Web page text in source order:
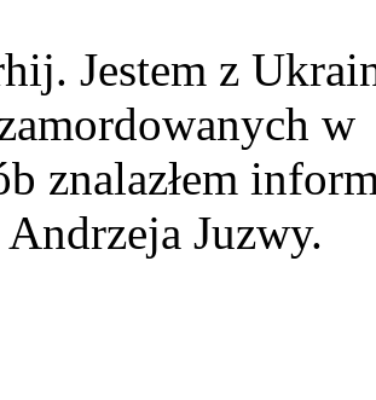
Jestem z
w
znalazłem
Juzwy.